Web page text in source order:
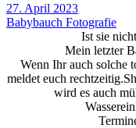
27. April 2023
Babybauch Fotografie
Ist sie
Mein letzter
Wenn Ihr auch solche
meldet euch
wird es auch